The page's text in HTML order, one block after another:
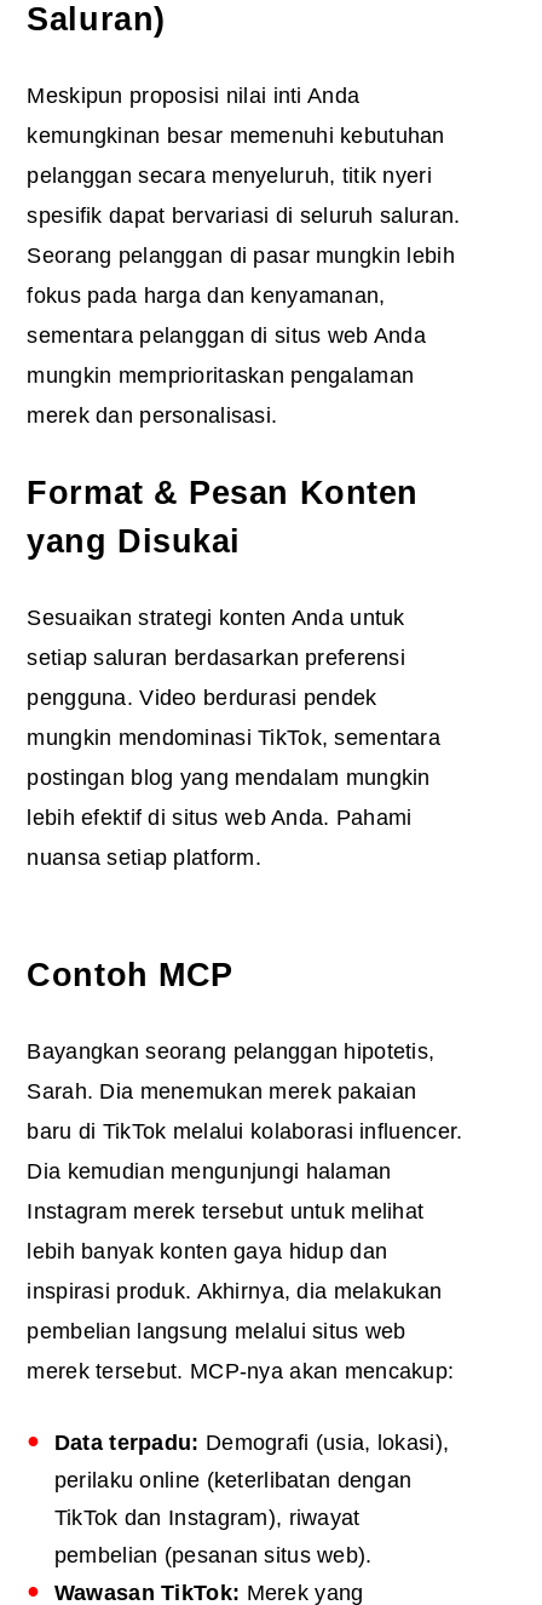
Saluran)
Meskipun proposisi nilai inti Anda
kemungkinan besar memenuhi kebutuhan
pelanggan secara menyeluruh, titik nyeri
spesifik dapat bervariasi di seluruh saluran.
Seorang pelanggan di pasar mungkin lebih
fokus pada harga dan kenyamanan,
sementara pelanggan di situs web Anda
mungkin memprioritaskan pengalaman
merek dan personalisasi.
Format & Pesan Konten
yang Disukai
Sesuaikan strategi konten Anda untuk
setiap saluran berdasarkan preferensi
pengguna. Video berdurasi pendek
mungkin mendominasi TikTok, sementara
postingan blog yang mendalam mungkin
lebih efektif di situs web Anda. Pahami
nuansa setiap platform.
Contoh MCP
Bayangkan seorang pelanggan hipotetis,
Sarah. Dia menemukan merek pakaian
baru di TikTok melalui kolaborasi influencer.
Dia kemudian mengunjungi halaman
Instagram merek tersebut untuk melihat
lebih banyak konten gaya hidup dan
inspirasi produk. Akhirnya, dia melakukan
pembelian langsung melalui situs web
merek tersebut. MCP-nya akan mencakup:
Data terpadu: Demografi (usia, lokasi),
perilaku online (keterlibatan dengan
TikTok dan Instagram), riwayat
pembelian (pesanan situs web).
Wawasan TikTok: Merek yang